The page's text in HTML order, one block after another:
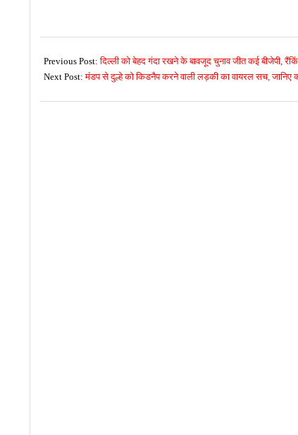
05-
05
Previous Post:दिल्ली को बेहद गंदा रखने के बावजूद चुनाव जीत कई बीजेपी,
Next Post:मंडप से दुल्हे को किडनैप करने वाली लड़की का वायरल सच, जानिए